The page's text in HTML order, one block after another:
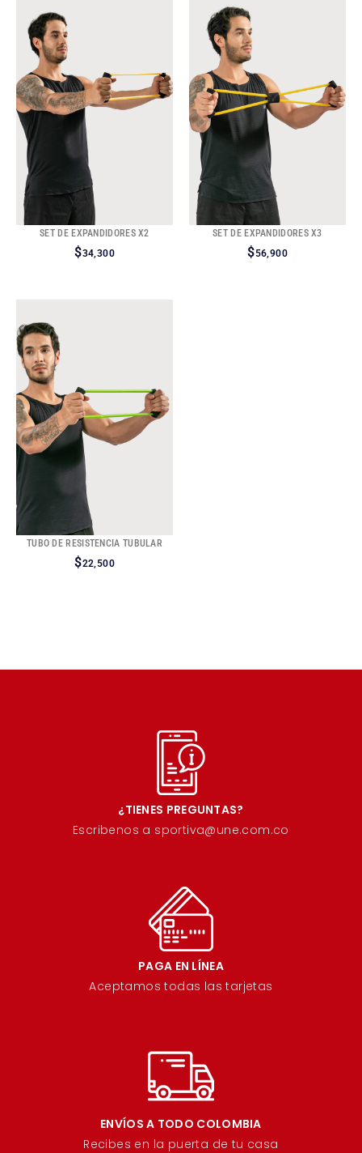
SET DE EXPANDIDORES X2
$34,300
SET DE EXPANDIDORES X3
$56,900
TUBO DE RESISTENCIA TUBULAR
$22,500
¿TIENES PREGUNTAS?
Escribenos a sportiva@une.com.co
PAGA EN LÍNEA
Aceptamos todas las tarjetas
ENVÍOS A TODO COLOMBIA
Recibes en la puerta de tu casa